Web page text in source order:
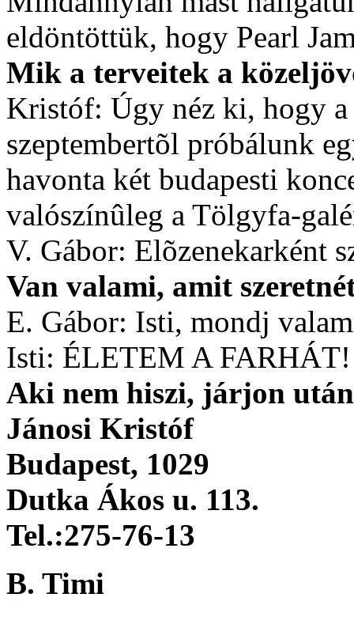
eldöntöttük, hogy Pearl
Mik a terveitek a
Kristóf: Úgy néz ki, hogy a
szeptembertõl próbálunk
havonta két budapesti
valószínûleg a Tölgyfa-
V. Gábor: Elõzenekarként
Van valami, amit
E. Gábor: Isti, mondj
Isti: ÉLETEM A FARHÁT!
Aki nem hiszi, járjon
Jánosi Kristóf
Budapest, 1029
Dutka Ákos u. 113.
Tel.:275-76-13
B. Timi